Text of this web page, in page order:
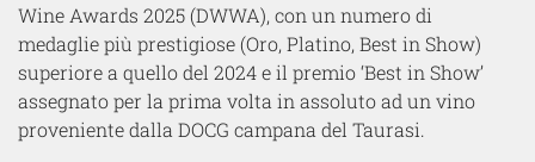
Wine Awards 2025 (DWWA), con un numero di
medaglie più prestigiose (Oro, Platino, Best in Show)
superiore a quello del 2024 e il premio ‘Best in Show’
assegnato per la prima volta in assoluto ad un vino
proveniente dalla DOCG campana del Taurasi.